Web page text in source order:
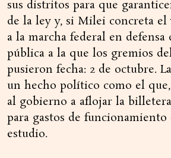
sus distritos para que
de la ley y, si Milei concreta el
a la marcha federal en defensa
pública a la que los gremios
pusieron fecha: 2 de octubre.
un hecho político como el
al gobierno a aflojar la
para gastos de funcionamiento
estudio.